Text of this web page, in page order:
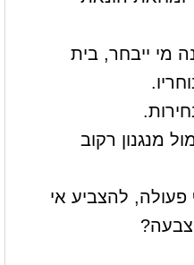
מי ייבחר, בית
מנגנון רקוב
להצביע אי